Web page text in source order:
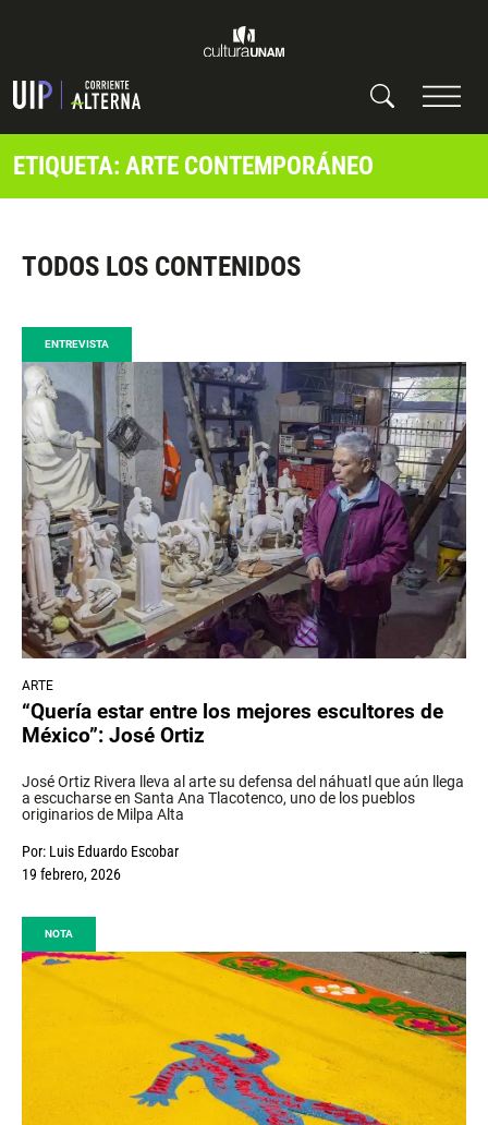
ETIQUETA: ARTE CONTEMPORÁNEO
TODOS LOS CONTENIDOS
ENTREVISTA
ARTE
“Quería estar entre los mejores escultores de
México”: José Ortiz
José Ortiz Rivera lleva al arte su defensa del náhuatl que aún llega
a escucharse en Santa Ana Tlacotenco, uno de los pueblos
originarios de Milpa Alta
Por: Luis Eduardo Escobar
19 febrero, 2026
NOTA